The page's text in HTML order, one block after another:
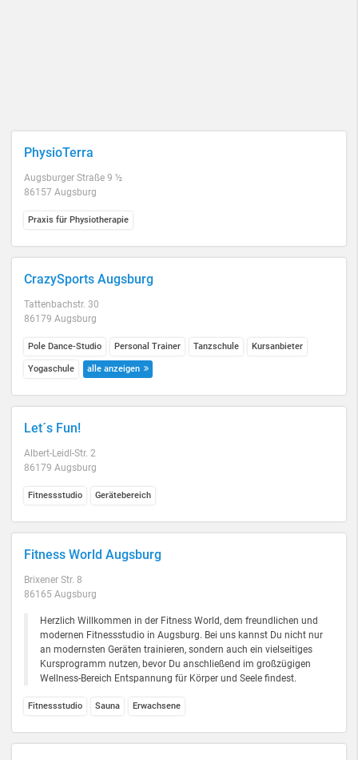
PhysioTerra
Augsburger Straße 9 ½
86157 Augsburg
Praxis für Physiotherapie
CrazySports Augsburg
Tattenbachstr. 30
86179 Augsburg
Pole Dance-Studio Personal Trainer Tanzschule Kursanbieter
Yogaschule alle anzeigen
Let´s Fun!
Albert-Leidl-Str. 2
86179 Augsburg
Fitnessstudio Gerätebereich
Fitness World Augsburg
Brixener Str. 8
86165 Augsburg
Herzlich Willkommen in der Fitness World, dem freundlichen und
modernen Fitnessstudio in Augsburg. Bei uns kannst Du nicht nur
an modernsten Geräten trainieren, sondern auch ein vielseitiges
Kursprogramm nutzen, bevor Du anschließend im großzügigen
Wellness-Bereich Entspannung für Körper und Seele findest.
Fitnessstudio Sauna Erwachsene